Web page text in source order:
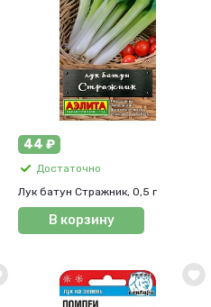
44 ₽
Достаточно
Лук батун Стражник, 0,5 г
В корзину